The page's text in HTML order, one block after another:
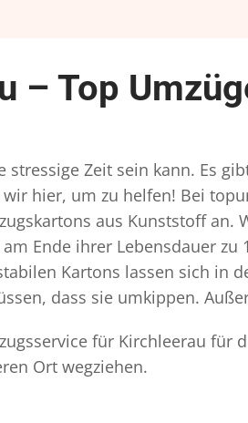
– Top
Zeit sein kann. Es
hier, um zu helfen! Bei
aus Kunststoff an.
Ende ihrer Lebensdauer zu
Kartons lassen sich in
dass sie umkippen.
für Kirchleerau für
Ort wegziehen.